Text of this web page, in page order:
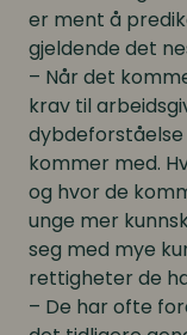
er ment å
gjeldende det
– Når det
krav til
kommer med.
og hvor de
unge mer
seg med mye
rettigheter de
– De har ofte